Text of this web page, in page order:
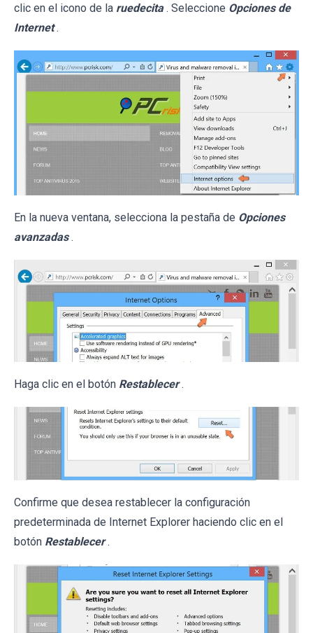
clic en el icono de la ruedecita . Seleccione Opciones de
Internet .
En la nueva ventana, selecciona la pestaña de Opciones
avanzadas .
Haga clic en el botón Restablecer .
Confirme que desea restablecer la configuración
predeterminada de Internet Explorer haciendo clic en el
botón Restablecer .